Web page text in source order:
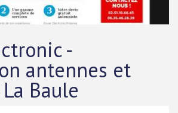
-
antennes et
Baule